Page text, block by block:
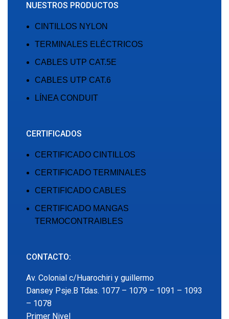
NUESTROS PRODUCTOS
CINTILLOS NYLON
TERMINALES ELÉCTRICOS
CABLES UTP CAT.5E
CABLES UTP CAT.6
LÍNEA CONDUIT
CERTIFICADOS
CERTIFICADO CINTILLOS
CERTIFICADO TERMINALES
CERTIFICADO CABLES
CERTIFICADO MANGAS
TERMOCONTRAIBLES
CONTACTO:
Av. Colonial c/Huarochiri y guillermo
Dansey Psje.B Tdas. 1077 – 1079 – 1091 – 1093
– 1078
Primer Nivel